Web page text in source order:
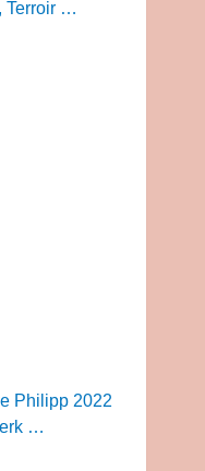
Terroir …
Philipp 2022
…